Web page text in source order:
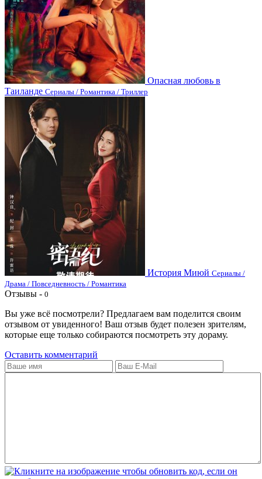
Опасная любовь в
Таиланде Сериалы / Романтика / Триллер
История Миюй Сериалы /
Драма / Повседневность / Романтика
Отзывы - 0
Вы уже всё посмотрели? Предлагаем вам поделится своим
отзывом от увиденного! Ваш отзыв будет полезен зрителям,
которые еще только собираются посмотреть эту дораму.
Оставить комментарий